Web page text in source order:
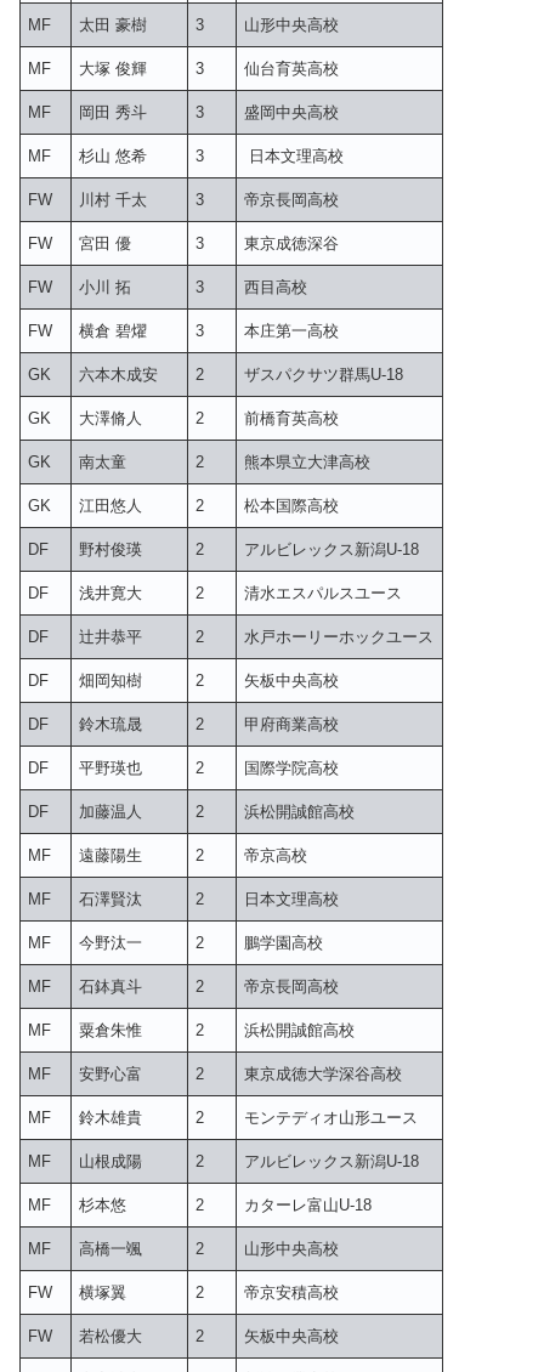
MF 太田 豪樹 3 山形中央高校
MF 大塚 俊輝 3 仙台育英高校
MF 岡田 秀斗 3 盛岡中央高校
MF 杉山 悠希 3 日本文理高校
FW 川村 千太 3 帝京長岡高校
FW 宮田 優 3 東京成徳深谷
FW 小川 拓 3 西目高校
FW 横倉 碧燿 3 本庄第一高校
GK 六本木成安 2 ザスパクサツ群馬U-18
GK 大澤脩人 2 前橋育英高校
GK 南太童 2 熊本県立大津高校
GK 江田悠人 2 松本国際高校
DF 野村俊瑛 2 アルビレックス新潟U-18
DF 浅井寛大 2 清水エスパルスユース
DF 辻井恭平 2 水戸ホーリーホックユース
DF 畑岡知樹 2 矢板中央高校
DF 鈴木琉晟 2 甲府商業高校
DF 平野瑛也 2 国際学院高校
DF 加藤温人 2 浜松開誠館高校
MF 遠藤陽生 2 帝京高校
MF 石澤賢汰 2 日本文理高校
MF 今野汰一 2 鵬学園高校
MF 石鉢真斗 2 帝京長岡高校
MF 粟倉朱惟 2 浜松開誠館高校
MF 安野心富 2 東京成徳大学深谷高校
MF 鈴木雄貴 2 モンテディオ山形ユース
MF 山根成陽 2 アルビレックス新潟U-18
MF 杉本悠 2 カターレ富山U-18
MF 高橋一颯 2 山形中央高校
FW 横塚翼 2 帝京安積高校
FW 若松優大 2 矢板中央高校